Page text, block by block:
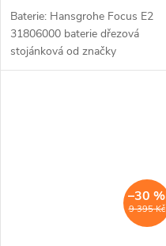
Baterie: Hansgrohe Focus E2
31806000 baterie dřezová
stojánková od značky
Hansgrohe. Série: Focus E2.
9 395 Kč
–30 %